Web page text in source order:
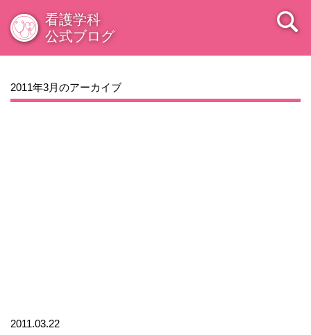
看護学科
公式ブログ
2011年3月のアーカイブ
2011.03.22